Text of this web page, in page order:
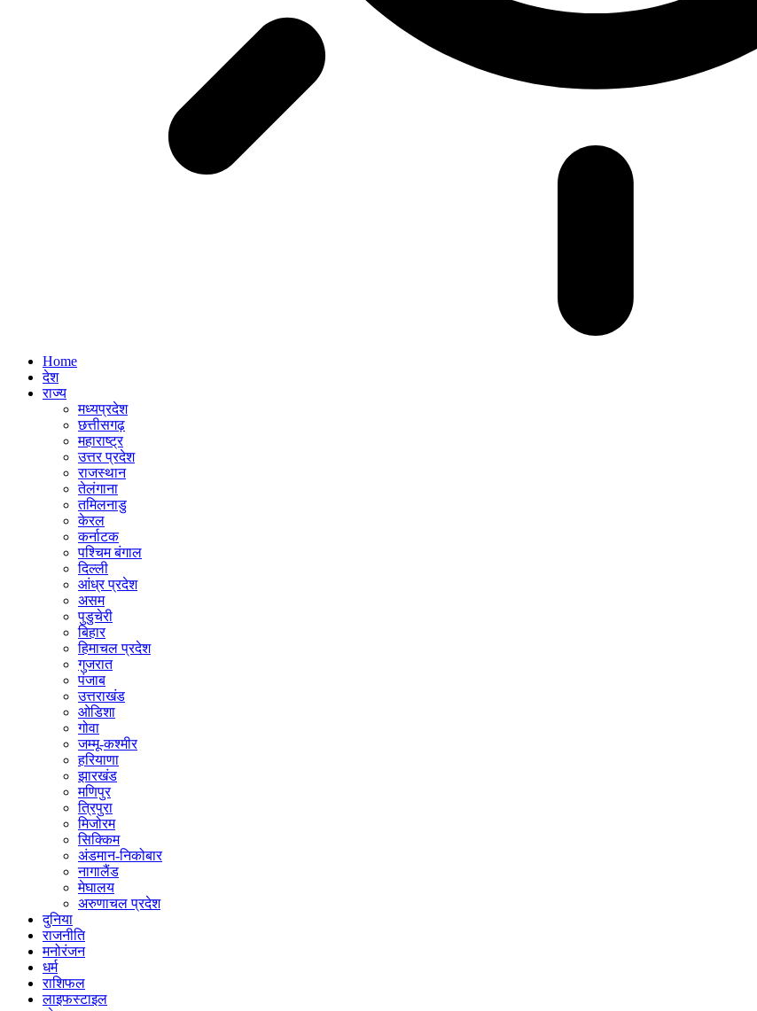
Home
देश
राज्य
मध्यप्रदेश
छत्तीसगढ़
महाराष्ट्र
उत्तर प्रदेश
राजस्थान
तेलंगाना
तमिलनाडु
केरल
कर्नाटक
पश्चिम बंगाल
दिल्ली
आंध्र प्रदेश
असम
पुडुचेरी
बिहार
हिमाचल प्रदेश
गुजरात
पंजाब
उत्तराखंड
ओडिशा
गोवा
जम्मू-कश्मीर
हरियाणा
झारखंड
मणिपुर
त्रिपुरा
मिजोरम
सिक्किम
अंडमान-निकोबार
नागालैंड
मेघालय
अरुणाचल प्रदेश
दुनिया
राजनीति
मनोरंजन
धर्म
राशिफल
लाइफस्टाइल